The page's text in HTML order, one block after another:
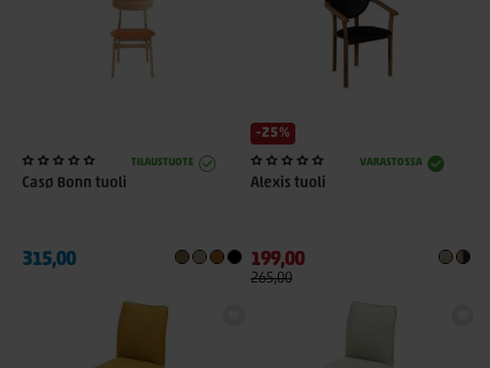
TILAUSTUOTE
Casø Bonn tuoli
315,00
-25%
VARASTOSSA
Alexis tuoli
199,00
265,00